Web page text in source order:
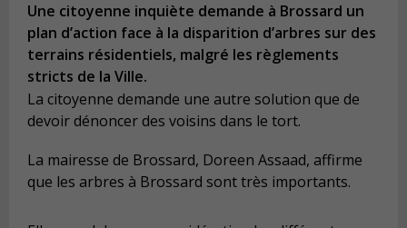
Une citoyenne inquiète demande à Brossard un
plan d’action face à la disparition d’arbres sur des
terrains résidentiels, malgré les règlements
stricts de la Ville.
La citoyenne demande une autre solution que de
devoir dénoncer des voisins dans le tort.
La mairesse de Brossard, Doreen Assaad, affirme
que les arbres à Brossard sont très importants.